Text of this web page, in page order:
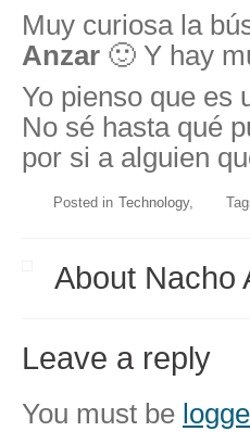
Muy curiosa la
Anzar 🙂 Y hay
Yo pienso que es
No sé hasta qué
por si a alguien
Posted in Technology
About Nacho
Leave a reply
You must be